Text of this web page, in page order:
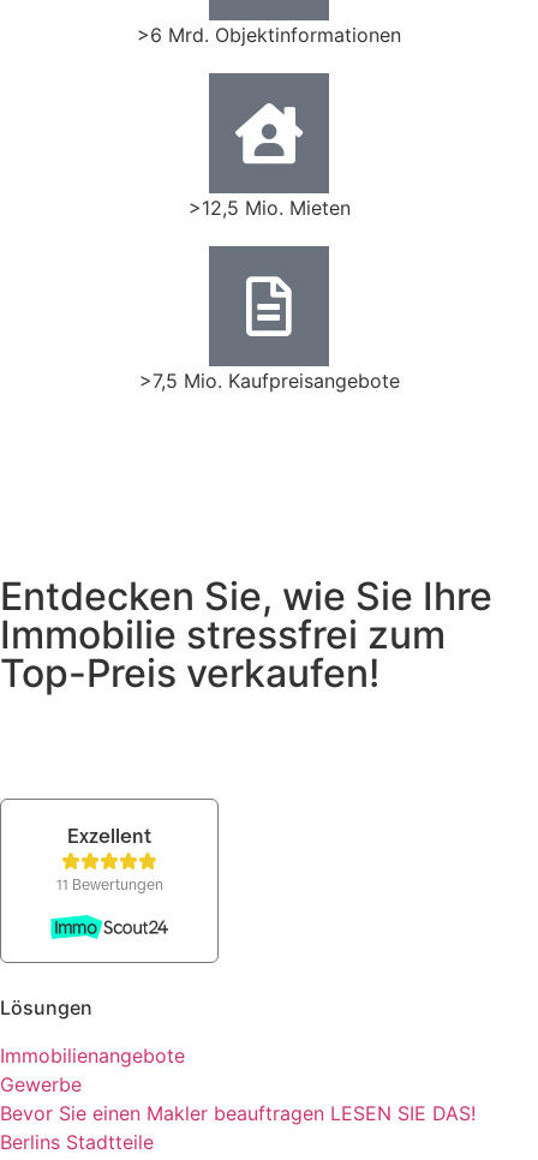
>6 Mrd. Objektinformationen
>12,5 Mio. Mieten
>7,5 Mio. Kaufpreisangebote
Entdecken Sie, wie Sie Ihre
Immobilie stressfrei zum
Top-Preis verkaufen!
Lösungen
Immobilienangebote
Gewerbe
Bevor Sie einen Makler beauftragen LESEN SIE DAS!
Berlins Stadtteile